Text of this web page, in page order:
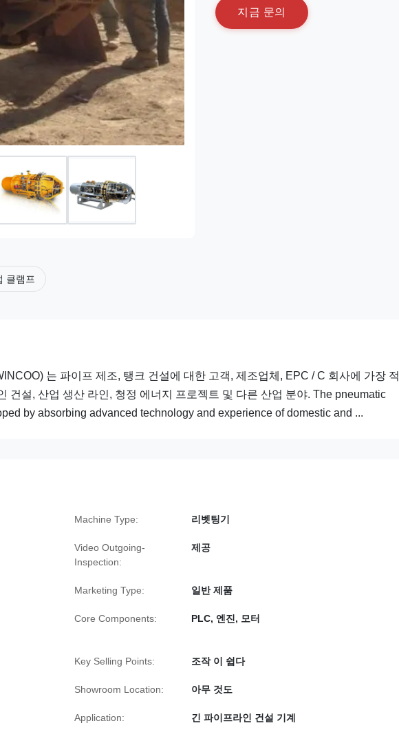
지 금 문의
클램프
는 파이프 제조, 탱크 건설에 대한 고객, 제조업체, EPC / C 회사에 가장 적
건설, 산업 생산 라인, 청정 에너지 프로젝트 및 다른 산업 분야. The pneumatic
by absorbing advanced technology and experience of domestic and ...
Machine Type: 리벳팅기
Video Outgoing-
Inspection:
제공
Marketing Type: 일반 제품
Core Components: PLC, 엔진, 모터
Key Selling Points: 조작 이 쉽다
Showroom Location: 아무 것도
Application: 긴 파이프라인 건설 기계